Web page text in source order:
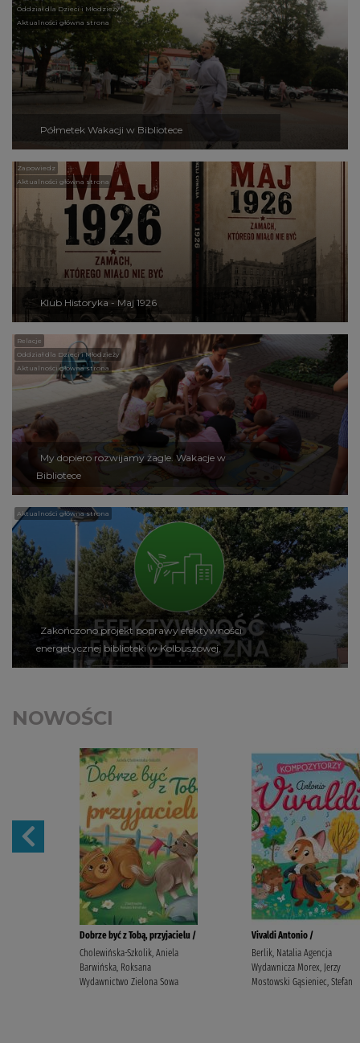
Półmetek Wakacji w Bibliotece
Oddział dla Dzieci i Młodzieży
Aktualności główna strona
Klub Historyka - Maj 1926
Zapowiedz
Aktualności główna strona
My dopiero rozwijamy żagle. Wakacje w
Bibliotece
Relacje
Oddział dla Dzieci i Młodzieży
Aktualności główna strona
Zakończono projekt poprawy efektywności
energetycznej biblioteki w Kolbuszowej.
Aktualności główna strona
NOWOŚCI